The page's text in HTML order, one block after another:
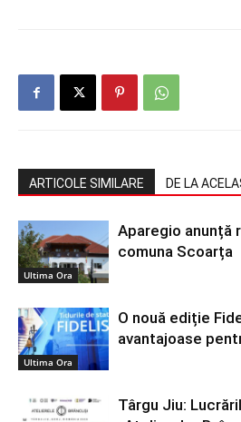
ARTICOLE SIMILARE DE LA
Ultima Ora
Aparegio anunță
comuna Scoarța
Ultima Ora
O nouă ediție
avantajoase
Târgu Jiu: